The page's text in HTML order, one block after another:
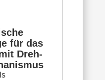
für das
Dreh-